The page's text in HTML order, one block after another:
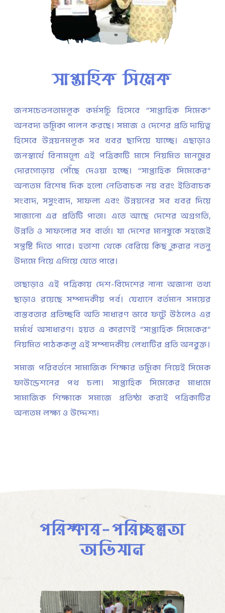
সাপ্তাহিক সিমেক
জনসচেতনতামূলক কর্মসূচি হিসেবে “সাপ্তাহিক সিমেক”
অনবদ্য ভূমিকা পালন করছে। সমাজ ও দেশের প্রতি দায়িত্ব
হিসেবে উন্নয়নমূলক সব খবর ছাপিয়ে যাচ্ছে। এছাড়াও
জনস্বার্থে বিনামূল্যে এই পত্রিকাটি মাসে নিয়মিত মানুষের
দোরগোড়ায় পৌঁছে দেওয়া হচ্ছে। “সাপ্তাহিক সিমেকের”
অন্যতম বিশেষ দিক হলো নেতিবাচক নয় বরং ইতিবাচক
সংবাদ, সুসংবাদ, সাফল্য এবং উন্নয়নের সব খবর দিয়ে
সাজানো এর প্রতিটি পাতা। এতে আছে দেশের অগ্রগতি,
উন্নতি ও সাফল্যের সব বার্তা। যা দেশের মানুষকে সহজেই
সন্তুষ্টি দিতে পারে। হতাশা থেকে বেরিয়ে কিছু করার নতুন
উদ্যমে নিয়ে এগিয়ে যেতে পারে।
তাছাড়াও এই পত্রিকায় দেশ-বিদেশের নানা অজানা তথ্য
ছাড়াও রয়েছে সম্পাদকীয় পর্ব। যেখানে বর্তমান সময়ের
বাস্তবতার প্রতিচ্ছবি অতি সাধারণ ভাবে ফুটে উঠলেও এর
মর্মার্থ অসাধারণ। হয়ত এ কারণেই “সাপ্তাহিক সিমেকের”
নিয়মিত পাঠককুল এই সম্পাদকীয় লেখাটির প্রতি অনুরক্ত।
সমাজ পরিবর্তনে সামাজিক শিক্ষার ভূমিকা নিয়েই সিমেক
ফাউন্ডেশনের পথ চলা। সাপ্তাহিক সিমেকের মাধ্যমে
সামাজিক শিক্ষাকে সমাজে প্রতিষ্ঠা করাই পত্রিকাটির
অন্যতম লক্ষ্য ও উদ্দেশ্য।
পরিষ্কার-পরিচ্ছন্নতা
অভিযান